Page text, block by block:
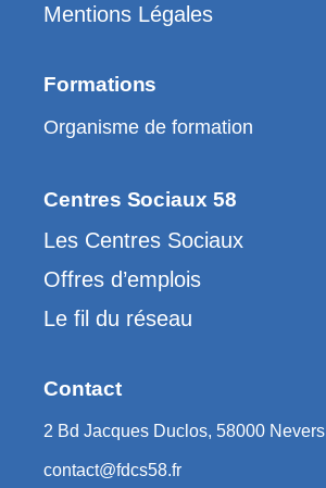
Mentions Légales
Formations
Organisme de formation
Centres Sociaux 58
Les Centres Sociaux
Offres d’emplois
Le fil du réseau
Contact
2 Bd Jacques Duclos, 58000 Nevers
contact@fdcs58.fr